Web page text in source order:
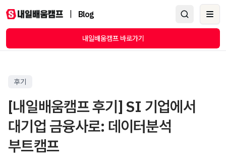
Blog
내일배움캠프 바로가기
후기
[내일배움캠프 후기] SI 기업에서
대기업 금융사로: 데이터분석
부트캠프